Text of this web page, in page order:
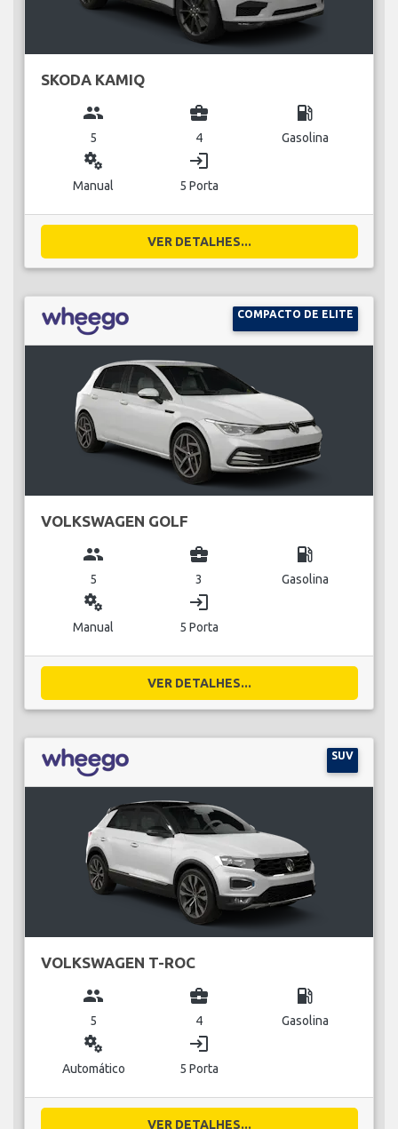
SKODA KAMIQ
group
5
business_center
4
local_gas_station
Gasolina
miscellaneous_services
Manual
login
5 Porta
VER DETALHES...
COMPACTO DE ELITE
VOLKSWAGEN GOLF
group
5
business_center
3
local_gas_station
Gasolina
miscellaneous_services
Manual
login
5 Porta
VER DETALHES...
SUV
VOLKSWAGEN T-ROC
group
5
business_center
4
local_gas_station
Gasolina
miscellaneous_services
Automático
login
5 Porta
VER DETALHES...